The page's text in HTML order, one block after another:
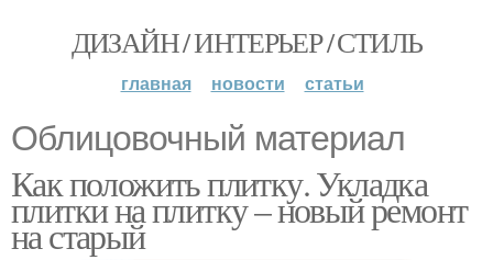
ДИЗАЙН / ИНТЕРЬЕР / СТИЛЬ
главная новости статьи
Облицовочный материал
Как положить плитку. Укладка
плитки на плитку – новый ремонт
на старый